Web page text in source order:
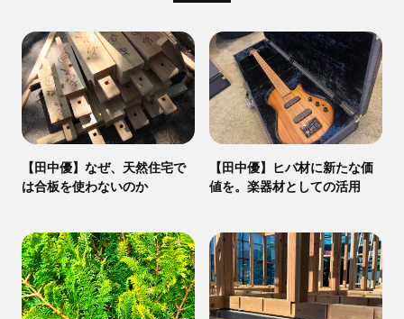
【田中優】なぜ、天然住宅で
は合板を使わないのか
【田中優】ヒバ材に新たな価
値を。楽器材としての活用